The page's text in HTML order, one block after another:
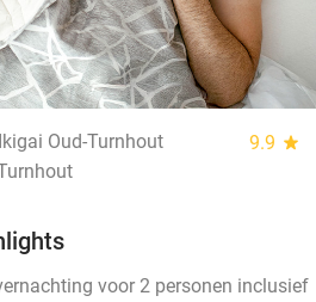
Oud-Turnhout 9.9 star
voor 2 personen inclusief